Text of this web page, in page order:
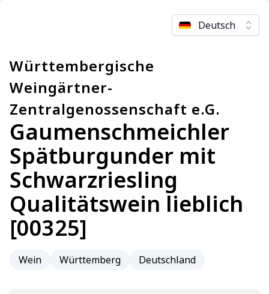
Deutsch
Württembergische
Weingärtner-
Zentralgenossenschaft e.G.
Gaumenschmeichler
Spätburgunder mit
Schwarzriesling
Qualitätswein lieblich
[00325]
Wein Württemberg Deutschland